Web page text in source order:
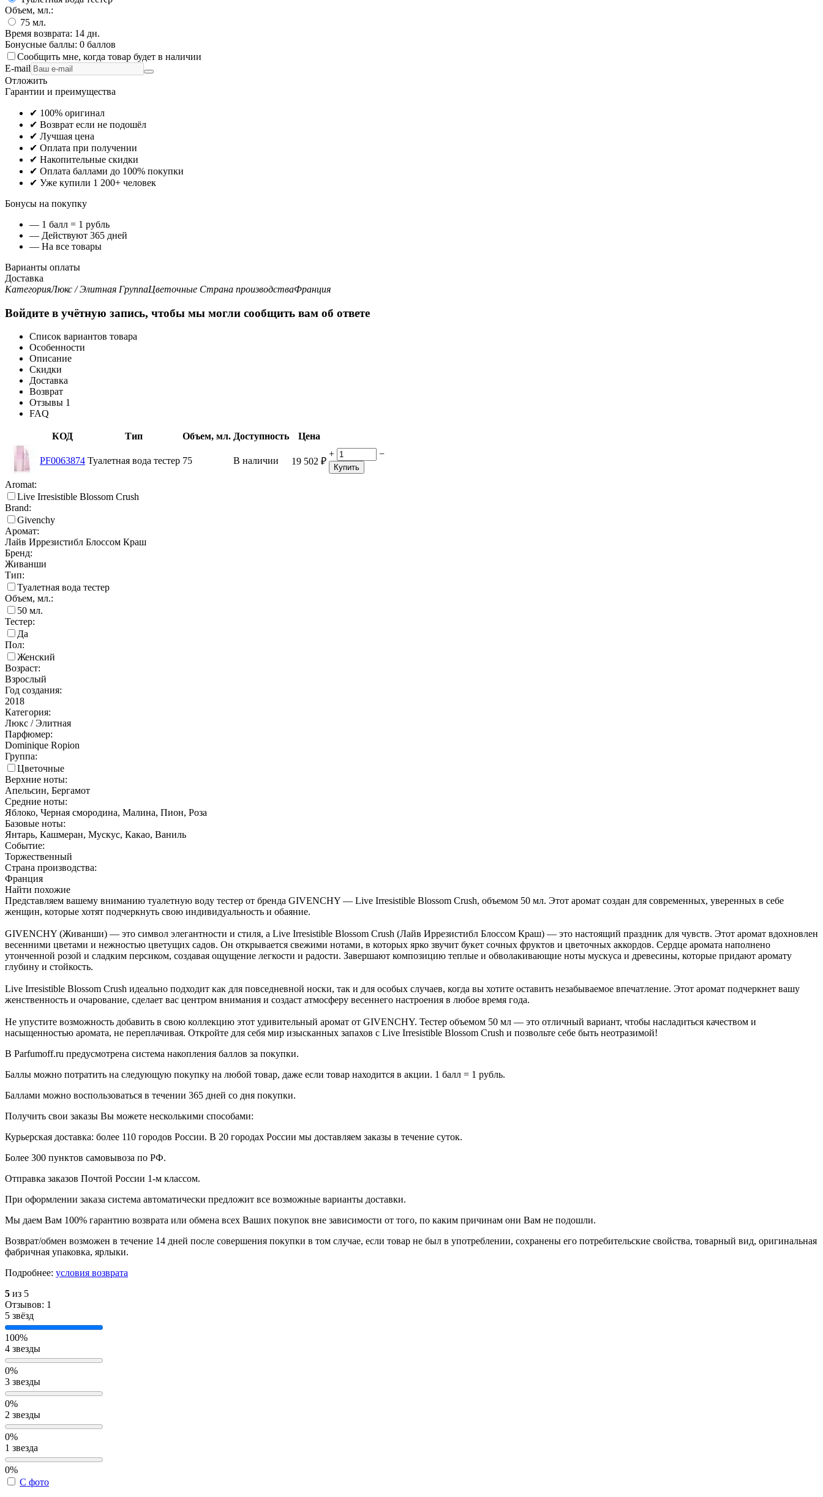
Объем, мл.:
75 мл.
Время возврата: 14 дн.
Бонусные баллы: 0 баллов
Сообщить мне, когда товар будет в наличии
E-mail
Отложить
Гарантии и преимущества
✔ 100% оригинал
✔ Возврат если не подошёл
✔ Лучшая цена
✔ Оплата при получении
✔ Накопительные скидки
✔ Оплата баллами до 100% покупки
✔ Уже купили 1 200+ человек
Бонусы на покупку
— 1 балл = 1 рубль
— Действуют 365 дней
— На все товары
Варианты оплаты
Доставка
КатегорияЛюкс / Элитная ГруппаЦветочные Страна производстваФранция
Войдите в учётную запись, чтобы мы могли сообщить вам об ответе
Список вариантов товара
Особенности
Описание
Скидки
Доставка
Возврат
Отзывы 1
FAQ
КОД Тип Объем, мл. Доступность Цена
PF0063874 Туалетная вода тестер 75 В наличии 19 502 ₽
+ −
Купить
Aromat:
Live Irresistible Blossom Crush
Brand:
Givenchy
Аромат:
Лайв Иррезистибл Блоссом Краш
Бренд:
Живанши
Тип:
Туалетная вода тестер
Объем, мл.:
50 мл.
Тестер:
Да
Пол:
Женский
Возраст:
Взрослый
Год создания:
2018
Категория:
Люкс / Элитная
Парфюмер:
Dominique Ropion
Группа:
Цветочные
Верхние ноты:
Апельсин, Бергамот
Средние ноты:
Яблоко, Черная смородина, Малина, Пион, Роза
Базовые ноты:
Янтарь, Кашмеран, Мускус, Какао, Ваниль
Событие:
Торжественный
Страна производства:
Франция
Найти похожие
Представляем вашему вниманию туалетную воду тестер от бренда GIVENCHY — Live Irresistible Blossom Crush, объемом 50 мл. Этот аромат создан для современных, уверенных в себе
женщин, которые хотят подчеркнуть свою индивидуальность и обаяние.
GIVENCHY (Живанши) — это символ элегантности и стиля, а Live Irresistible Blossom Crush (Лайв Иррезистибл Блоссом Краш) — это настоящий праздник для чувств. Этот аромат вдохновлен
весенними цветами и нежностью цветущих садов. Он открывается свежими нотами, в которых ярко звучит букет сочных фруктов и цветочных аккордов. Сердце аромата наполнено
утонченной розой и сладким персиком, создавая ощущение легкости и радости. Завершают композицию теплые и обволакивающие ноты мускуса и древесины, которые придают аромату
глубину и стойкость.
Live Irresistible Blossom Crush идеально подходит как для повседневной носки, так и для особых случаев, когда вы хотите оставить незабываемое впечатление. Этот аромат подчеркнет вашу
женственность и очарование, сделает вас центром внимания и создаст атмосферу весеннего настроения в любое время года.
Не упустите возможность добавить в свою коллекцию этот удивительный аромат от GIVENCHY. Тестер объемом 50 мл — это отличный вариант, чтобы насладиться качеством и
насыщенностью аромата, не переплачивая. Откройте для себя мир изысканных запахов с Live Irresistible Blossom Crush и позвольте себе быть неотразимой!
В Parfumoff.ru предусмотрена система накопления баллов за покупки.
Баллы можно потратить на следующую покупку на любой товар, даже если товар находится в акции. 1 балл = 1 рубль.
Баллами можно воспользоваться в течении 365 дней со дня покупки.
Получить свои заказы Вы можете несколькими способами:
Курьерская доставка: более 110 городов России. В 20 городах России мы доставляем заказы в течение суток.
Более 300 пунктов самовывоза по РФ.
Отправка заказов Почтой России 1-м классом.
При оформлении заказа система автоматически предложит все возможные варианты доставки.
Мы даем Вам 100% гарантию возврата или обмена всех Ваших покупок вне зависимости от того, по каким причинам они Вам не подошли.
Возврат/обмен возможен в течение 14 дней после совершения покупки в том случае, если товар не был в употреблении, сохранены его потребительские свойства, товарный вид, оригинальная
фабричная упаковка, ярлыки.
Подробнее: условия возврата
5 из 5
Отзывов: 1
5 звёзд
100%
4 звезды
0%
3 звезды
0%
2 звезды
0%
1 звезда
0%
С фото